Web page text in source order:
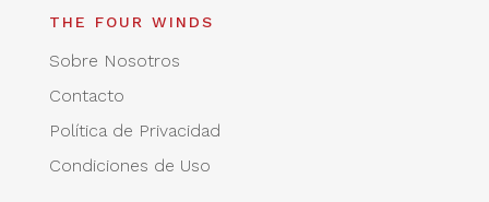
THE FOUR WINDS
Sobre Nosotros
Contacto
Política de Privacidad
Condiciones de Uso